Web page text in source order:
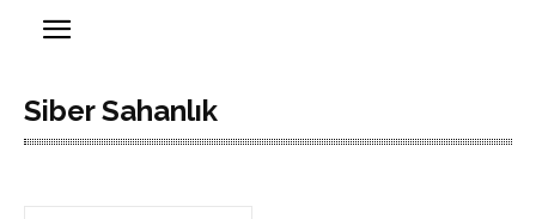
Siber Sahanlık